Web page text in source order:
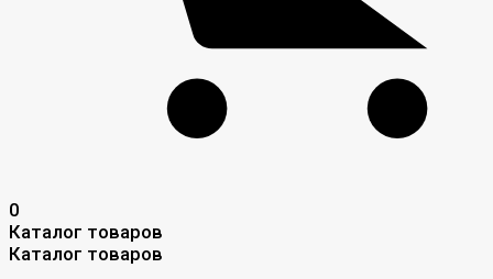
0
Каталог товаров
Каталог товаров